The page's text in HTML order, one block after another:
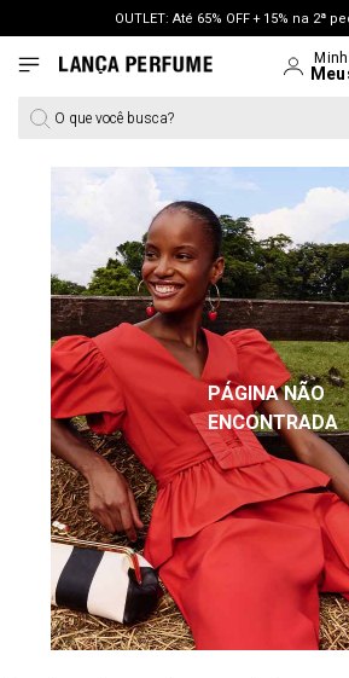
OUTLET: Até 65% OFF + 15% na 2ª
LANÇAMENTO PRIMAVERA 27.
O que você busca?
PÁGINA NÃO
ENCONTRADA